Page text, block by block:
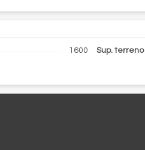
1600 Sup. terreno